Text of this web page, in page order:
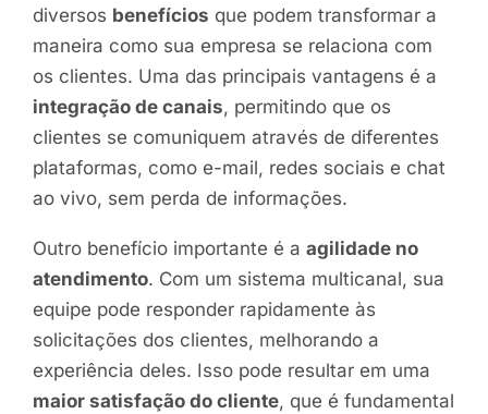
diversos benefícios que podem transformar a
maneira como sua empresa se relaciona com
os clientes. Uma das principais vantagens é a
integração de canais, permitindo que os
clientes se comuniquem através de diferentes
plataformas, como e-mail, redes sociais e chat
ao vivo, sem perda de informações.
Outro benefício importante é a agilidade no
atendimento. Com um sistema multicanal, sua
equipe pode responder rapidamente às
solicitações dos clientes, melhorando a
experiência deles. Isso pode resultar em uma
maior satisfação do cliente, que é fundamental